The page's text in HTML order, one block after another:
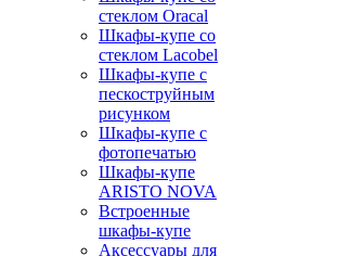
стеклом Oracal
Шкафы-купе со
стеклом Lacobel
Шкафы-купе с
пескоструйным
рисунком
Шкафы-купе с
фотопечатью
Шкафы-купе
ARISTO NOVA
Встроенные
шкафы-купе
Аксессуары для